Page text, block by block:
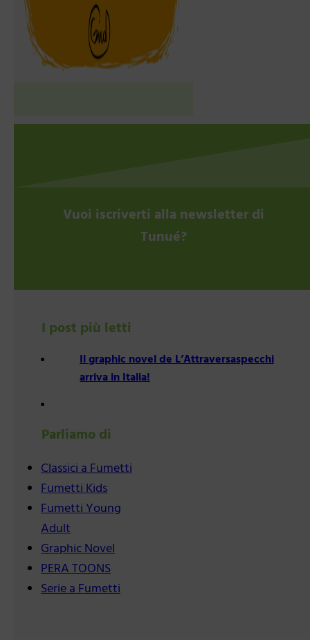
Vuoi iscriverti alla newsletter di
Tunué?
I post più letti
Il graphic novel de L’Attraversaspecchi
arriva in Italia!
Parliamo di
Classici a Fumetti
Fumetti Kids
Fumetti Young
Adult
Graphic Novel
PERA TOONS
Serie a Fumetti